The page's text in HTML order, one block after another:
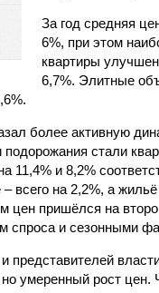
За год средняя
6%, при этом
квартиры
6,7%. Элитные
более активную
стали
11,4% и 8,2%
всего на 2,2%, а
пришёлся на
спроса и сезонными
представителей
умеренный рост цен.